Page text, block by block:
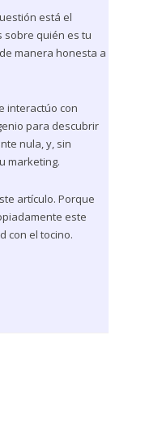
está el
sobre quién es tu
manera honesta a
interactúo con
para descubrir
nula, y, sin
marketing.
artículo. Porque
este
con el tocino.